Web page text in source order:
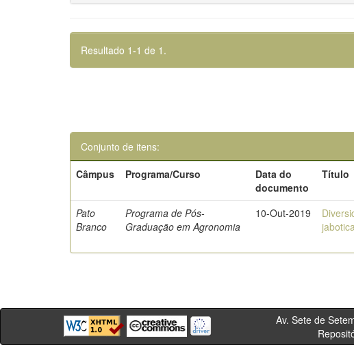
Resultado 1-1 de 1.
Conjunto de itens:
Câmpus
Programa/Curso
Data do
documento
Título
Pato
Branco
Programa de Pós-
Graduação em Agronomia
10-Out-2019
Av. Sete de